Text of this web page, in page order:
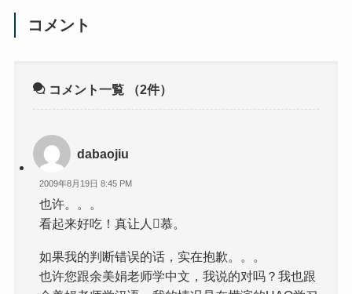
コメント
コメント一覧 （2件）
dabaojiu
2009年8月19日 8:45 PM
也许。。。
看起来好吃！真让人慕。
如果我的判断错误的话，实在抱歉。。。
也许您跟余美娟老师学中文，我说的对吗？我也跟